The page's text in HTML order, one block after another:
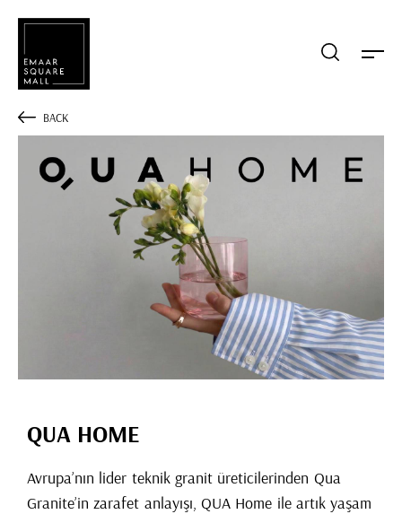
BACK
QUA HOME
Avrupa’nın lider teknik granit üreticilerinden Qua
Granite’in zarafet anlayışı, QUA Home ile artık yaşam
Mağaza, restaurant, etkinlik arama
POPÜLER ARAMALAR
Lezzet Eğlence
Etkinlik